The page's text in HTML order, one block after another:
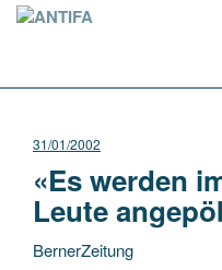
31/01/2002
«Es werden
Leute
BernerZeitung